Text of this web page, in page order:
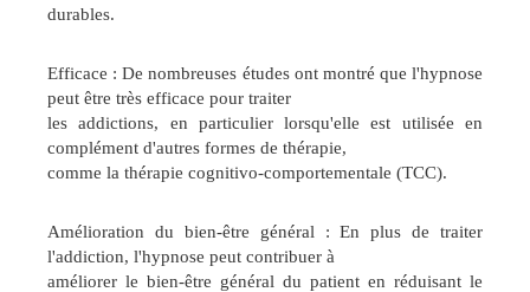
durables.
Efficace : De nombreuses études ont montré que l'hypnose
peut être très efficace pour traiter
les addictions, en particulier lorsqu'elle est utilisée en
complément d'autres formes de thérapie,
comme la thérapie cognitivo-comportementale (TCC).
Amélioration du bien-être général : En plus de traiter
l'addiction, l'hypnose peut contribuer à
améliorer le bien-être général du patient en réduisant le